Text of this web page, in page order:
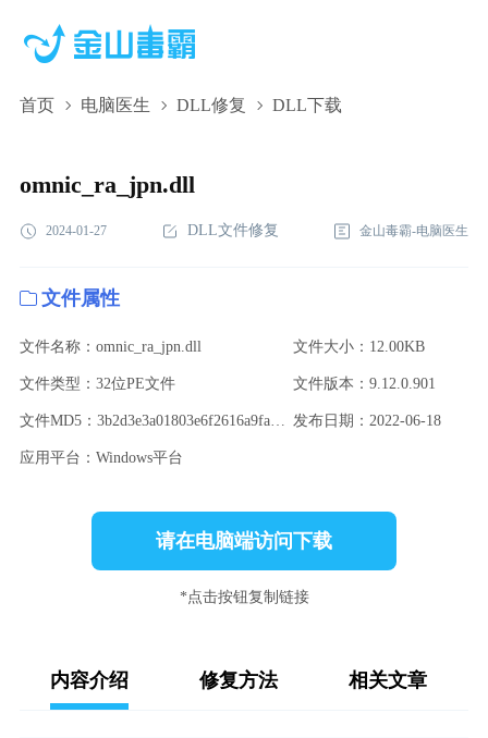
首页 电脑医生 DLL修复 DLL下载
omnic_ra_jpn.dll,omnic_ra_jpn.dll下载,omnic_ra_jpn.dll修复
omnic_ra_jpn.dll
2024-01-27 DLL文件修复 金山毒霸-电脑医生
文件属性
文件名称：omnic_ra_jpn.dll 文件大小：12.00KB
文件类型：32位PE文件 文件版本：9.12.0.901
文件MD5：3b2d3e3a01803e6f2616a9faa5895de3 发布日期：2022-06-18
应用平台：Windows平台
请在电脑端访问下载
*点击按钮复制链接
内容介绍 修复方法 相关文章